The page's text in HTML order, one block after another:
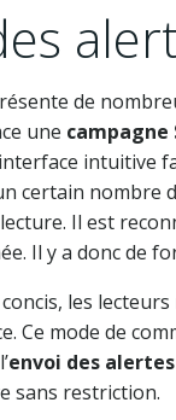
de
une campagne
intuitive
certain nombre
Il est
Il y a donc de
les
Ce mode de
envoi des alertes
sans restriction.